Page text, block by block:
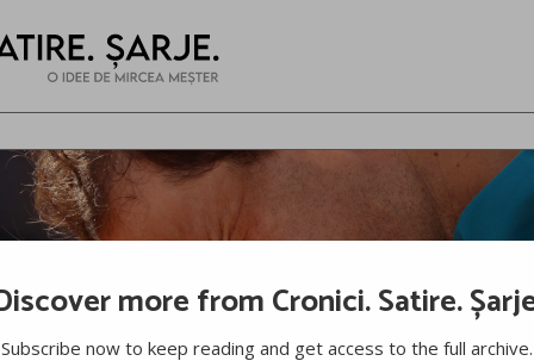
more from Cronici. Satire.
Subscribe now to keep reading and get access to the full archive.